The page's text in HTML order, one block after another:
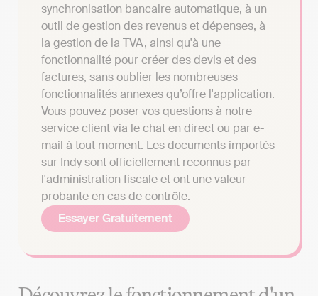
synchronisation bancaire automatique, à un
outil de gestion des revenus et dépenses, à
la gestion de la TVA, ainsi qu'à une
fonctionnalité pour créer des devis et des
factures, sans oublier les nombreuses
fonctionnalités annexes qu’offre l'application.
Vous pouvez poser vos questions à notre
service client via le chat en direct ou par e-
mail à tout moment. Les documents importés
sur Indy sont officiellement reconnus par
l'administration fiscale et ont une valeur
probante en cas de contrôle.
Essayer Gratuitement